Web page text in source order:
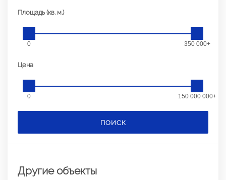
Площадь (кв. м.)
0 350 000+
Цена
0 150 000 000+
ПОИСК
Другие объекты